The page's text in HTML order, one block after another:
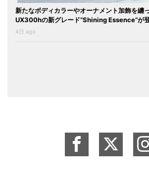
新たなボディカラーやオーナメント加飾を纏
UX300hの新グレード“Shining Essence”が
4日 ago